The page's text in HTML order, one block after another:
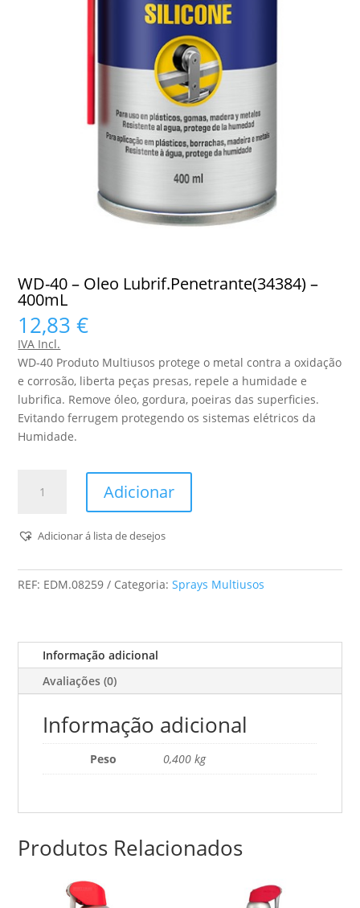
WD-40 – Oleo Lubrif.Penetrante(34384) –
400mL
12,83€
IVA Incl.
WD-40 Produto Multiusos protege o metal contra a oxidação
e corrosão, liberta peças presas, repele a humidade e
lubrifica. Remove óleo, gordura, poeiras das superficies.
Evitando ferrugem protegendo os sistemas elétricos da
Humidade.
40
Oleo
Lubrif.Penetrante(34384)
Adicionar
Adicionar á lista de desejos
REF: EDM.08259 Categoria:Sprays Multiusos
Informação adicional
Avaliações (0)
Informação adicional
Peso 0,400 kg
Produtos Relacionados